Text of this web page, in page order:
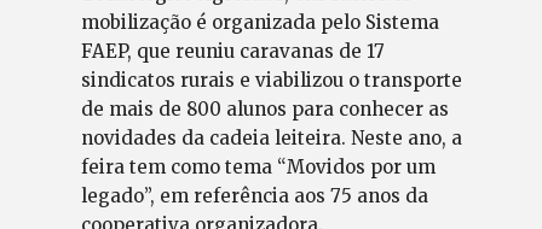
mobilização é organizada pelo Sistema
FAEP, que reuniu caravanas de 17
sindicatos rurais e viabilizou o transporte
de mais de 800 alunos para conhecer as
novidades da cadeia leiteira. Neste ano, a
feira tem como tema “Movidos por um
legado”, em referência aos 75 anos da